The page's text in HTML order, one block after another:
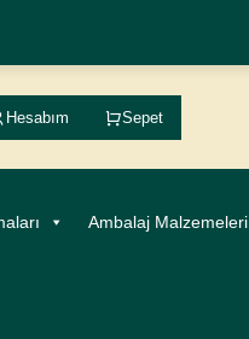
Hesabım Sepet
Ambalaj Malzemeleri